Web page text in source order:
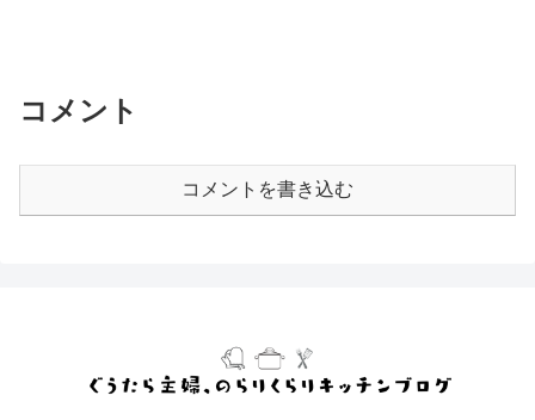
コメント
コメントを書き込む